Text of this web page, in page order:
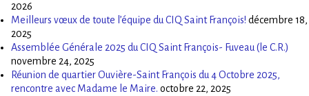
2026
Meilleurs vœux de toute l’équipe du CIQ Saint François! décembre 18,
2025
Assemblée Générale 2025 du CIQ Saint François- Fuveau (le C.R.)
novembre 24, 2025
Réunion de quartier Ouvière-Saint François du 4 Octobre 2025,
rencontre avec Madame le Maire. octobre 22, 2025